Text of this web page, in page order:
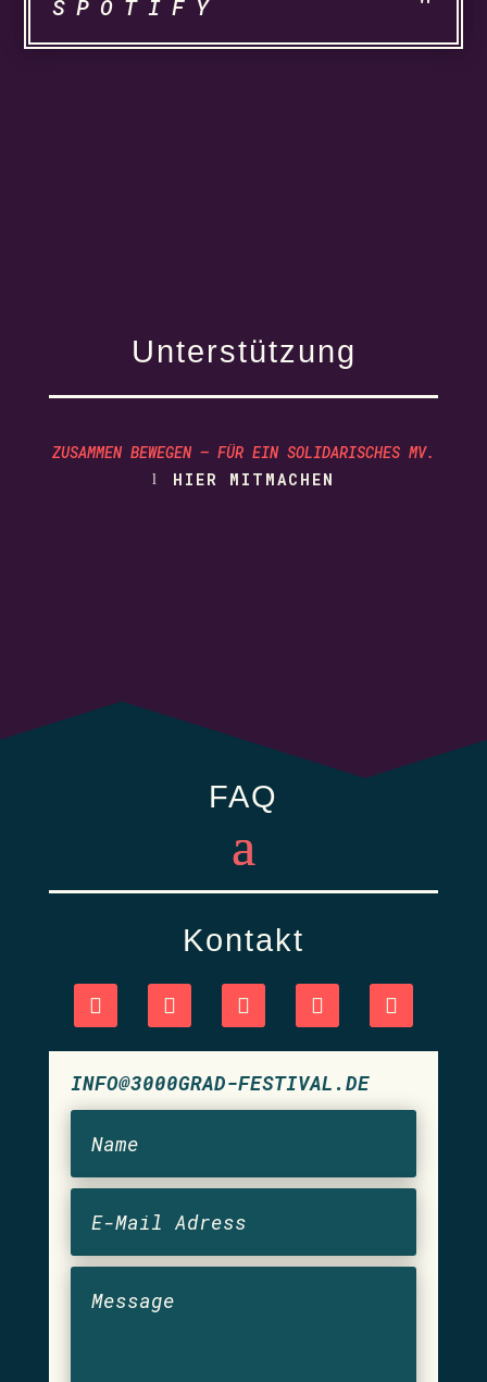
SPOTIFY
Unterstützung
ZUSAMMEN BEWEGEN – FÜR EIN SOLIDARISCHES MV.
HIER MITMACHEN
FAQ
Kontakt
INFO@3000GRAD-FESTIVAL.DE